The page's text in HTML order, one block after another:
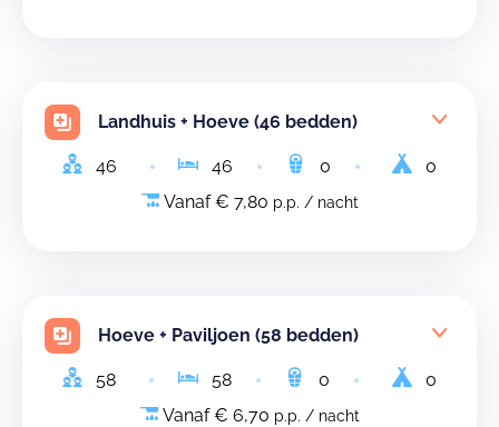
Landhuis + Hoeve (46 bedden)
46 46 0
0
Vanaf € 7,80 p.p. / nacht
Hoeve + Paviljoen (58 bedden)
58 58 0
0
Vanaf € 6,70 p.p. / nacht